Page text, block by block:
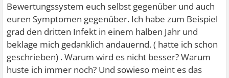
Bewertungssystem euch selbst gegenüber und auch
euren Symptomen gegenüber. Ich habe zum Beispiel
grad den dritten Infekt in einem halben Jahr und
beklage mich gedanklich andauernd. ( hatte ich schon
geschrieben) . Warum wird es nicht besser? Warum
huste ich immer noch? Und sowieso meint es das